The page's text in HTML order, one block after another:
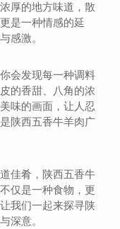
厚的地方味道，散
是一种情感的延
感激。
会发现每一种调料
的香甜、八角的浓
味的画面，让人忍
陕西五香牛羊肉广
佳肴，陕西五香牛
仅是一种食物，更
我们一起来探寻陕
深意。